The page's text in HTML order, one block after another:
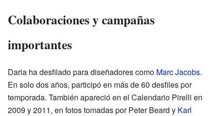
Colaboraciones y campañas
importantes
Daria ha desfilado para diseñadores como Marc Jacobs.
En solo dos años, participó en más de 60 desfiles por
temporada. También apareció en el Calendario Pirelli en
2009 y 2011, en fotos tomadas por Peter Beard y Karl